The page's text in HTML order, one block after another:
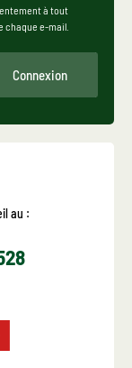
à tout
chaque e-mail.
Connexion
au :